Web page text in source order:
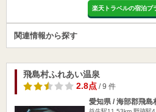
楽天トラベルの宿泊プ
関連情報から探す
飛島村ふれあい温泉
2.8点/ 9 件
愛知県 / 海部郡飛島